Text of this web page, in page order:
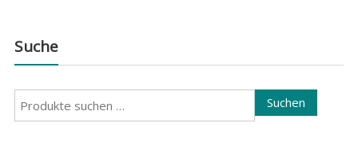
Suche
Suchen
nach:
Suchen